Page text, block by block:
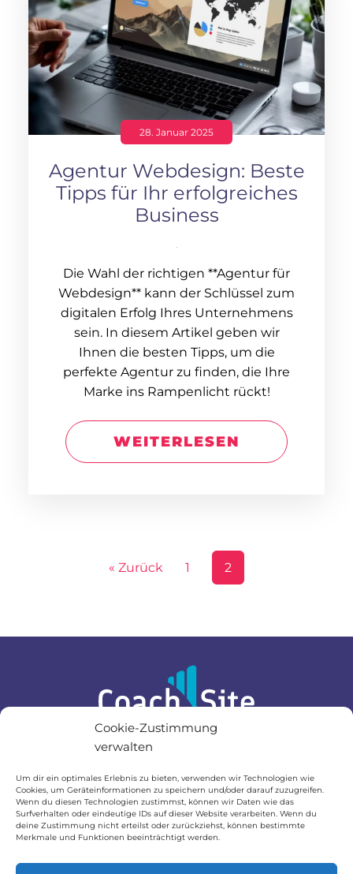
Cookie-Zustimmung
verwalten
Um dir ein optimales Erlebnis zu bieten, verwenden wir Technologien wie
Cookies, um Geräteinformationen zu speichern und/oder darauf zuzugreifen.
Wenn du diesen Technologien zustimmst, können wir Daten wie das
Surfverhalten oder eindeutige IDs auf dieser Website verarbeiten. Wenn du
deine Zustimmung nicht erteilst oder zurückziehst, können bestimmte
Merkmale und Funktionen beeinträchtigt werden.
28. Januar 2025
Agentur Webdesign: Beste
Tipps für Ihr erfolgreiches
Business
Die Wahl der richtigen **Agentur für
Webdesign** kann der Schlüssel zum
digitalen Erfolg Ihres Unternehmens
sein. In diesem Artikel geben wir
Ihnen die besten Tipps, um die
perfekte Agentur zu finden, die Ihre
Marke ins Rampenlicht rückt!
WEITERLESEN
« Zurück 1 2
Infos
Impressum
Datenschutzerklärung